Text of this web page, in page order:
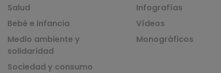
Salud
Bebé e infancia
Medio ambiente y
solidaridad
Sociedad y consumo
Infografías
Vídeos
Monográficos